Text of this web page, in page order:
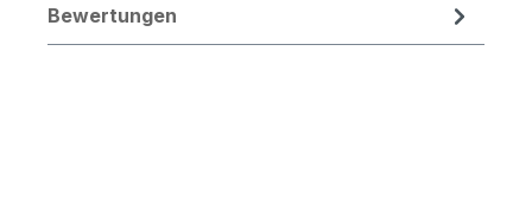
Bewertungen